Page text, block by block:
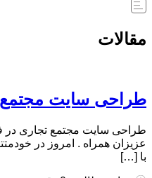
مقالات
طراحی سایت مجتمع
طراحی سایت مجتمع تجاری در
عزیزان همراه . امروز در
با […]